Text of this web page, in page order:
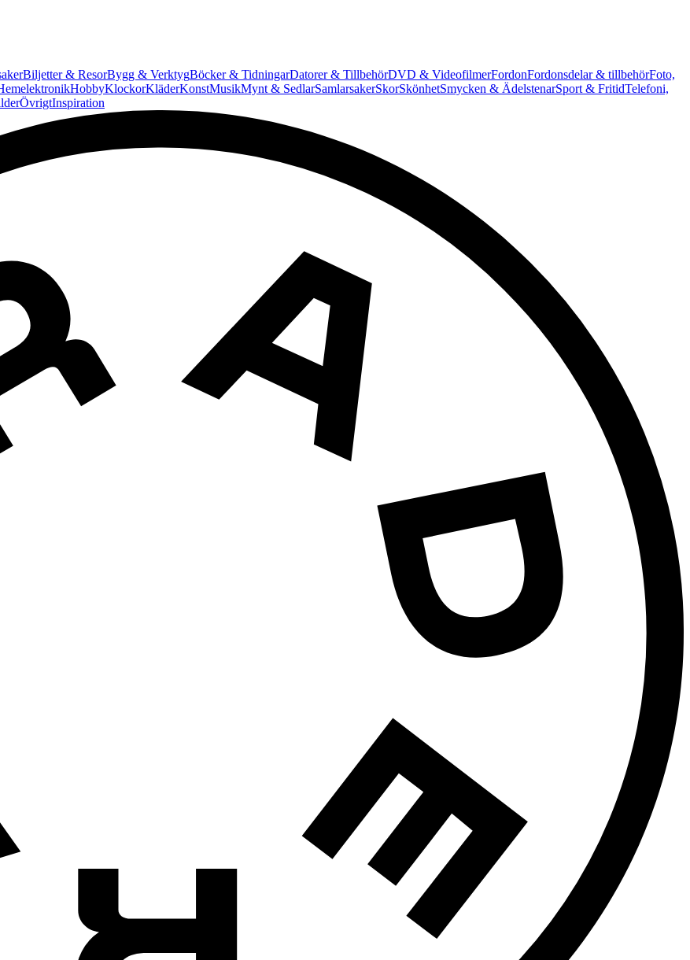
Biljetter & ResorBygg & VerktygBöcker & TidningarDatorer & TillbehörDVD & VideofilmerFordonFordonsdelar & tillbehörFoto,
HobbyKlockorKläderKonstMusikMynt & SedlarSamlarsakerSkorSkönhetSmycken & ÄdelstenarSport & FritidTelefoni,
ÖvrigtInspiration